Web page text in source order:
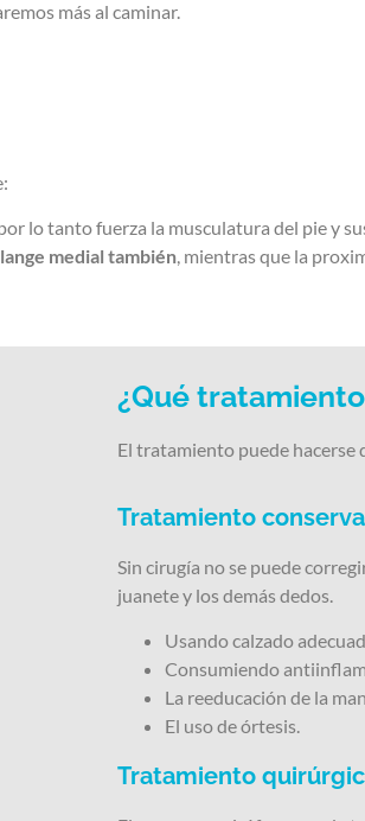
más al caminar.
lo tanto fuerza la musculatura del pie y
medial también, mientras que la
¿Qué
El tratamiento puede hacerse
Tratamiento
Sin cirugía no se puede
juanete y los demás dedos.
Usando calzado
Consumiendo
La reeducación de la
El uso de órtesis.
Tratamiento